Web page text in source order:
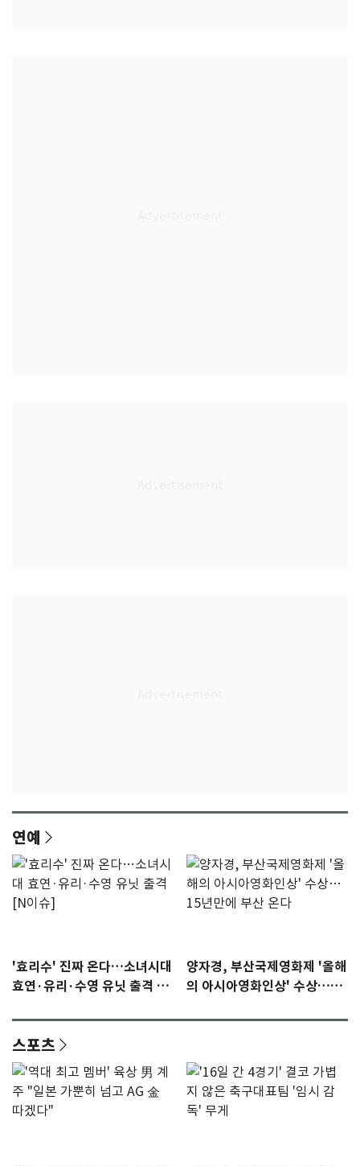
연예
'효리수' 진짜 온다…소녀시대
효연·유리·수영 유닛 출격 [N
양자경, 부산국제영화제 '올해
의 아시아영화인상' 수상…15
스포츠